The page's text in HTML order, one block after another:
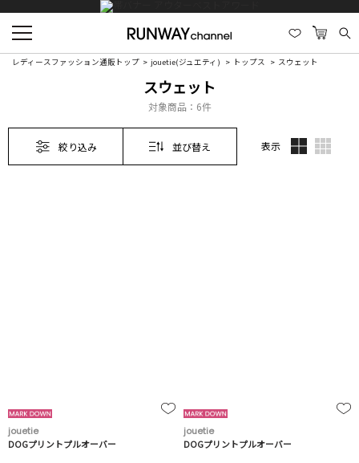
レディースファッション通販トップ jouetie(ジュエティ) トップス スウェット
スウェット
対象商品： 6件
絞り込み 並び替え 表示
jouetie
DOGプリントプルオーバー
jouetie
DOGプリントプルオーバー